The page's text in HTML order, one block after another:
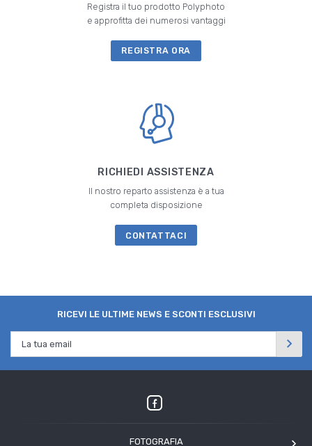
Registra il tuo prodotto Polyphoto
e approfitta dei numerosi vantaggi
REGISTRA ORA
RICHIEDI ASSISTENZA
Il nostro reparto assistenza è a tua
completa disposizione
CONTATTACI
RICEVI LE ULTIME NEWS E SCONTI ESCLUSIVI
FOTOGRAFIA